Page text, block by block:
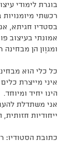
בוגרת לימודי
רכשתי
בסטדיו חגיתא,
אמונתי בעיצוב
ומגוֶון הן
כל כלי הוא
איני מייצרת
הינו יחיד ומיוחד.
אני משתדלת
ייחודיות